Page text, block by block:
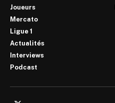
Joueurs
Mercato
Ligue 1
Actualités
Interviews
Podcast